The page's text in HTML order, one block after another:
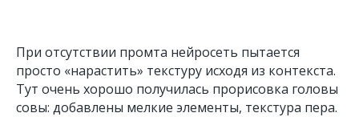
При отсутствии промта нейросеть пытается
просто «нарастить» текстуру исходя из контекста.
Тут очень хорошо получилась прорисовка головы
совы: добавлены мелкие элементы, текстура пера.
мероприятия